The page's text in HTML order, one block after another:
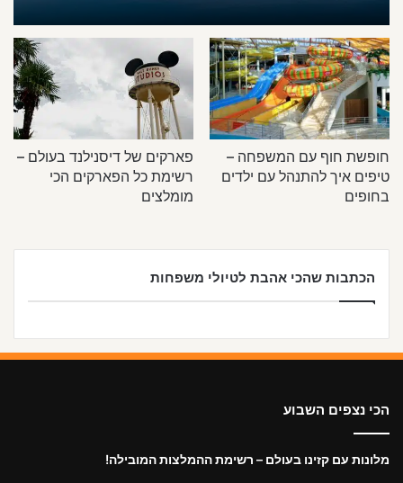
חופשת חוף עם המשפחה –
טיפים איך להתנהל עם ילדים
בחופים
פארקים של דיסנילנד בעולם –
רשימת כל הפארקים הכי
מומלצים
הכתבות שהכי אהבת לטיולי משפחות
הכי נצפים השבוע
מלונות עם קזינו בעולם – רשימת ההמלצות המובילה!